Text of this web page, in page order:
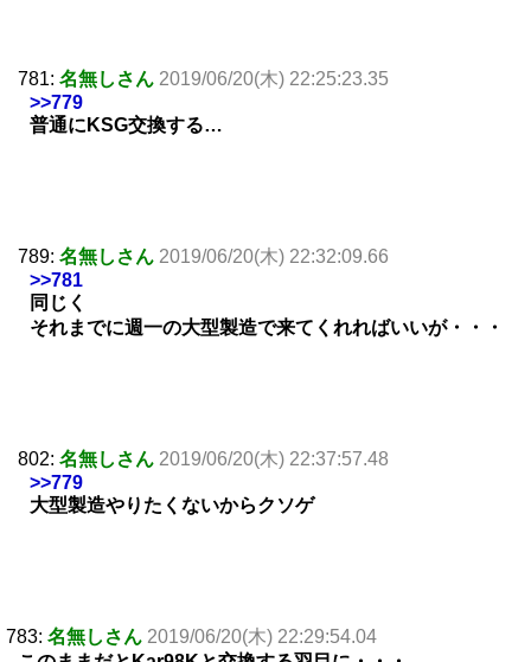
781: 名無しさん 2019/06/20(木) 22:25:23.35
>>779
普通にKSG交換する…
789: 名無しさん 2019/06/20(木) 22:32:09.66
>>781
同じく
それまでに週一の大型製造で来てくれればいいが・・・
802: 名無しさん 2019/06/20(木) 22:37:57.48
>>779
大型製造やりたくないからクソゲ
783: 名無しさん 2019/06/20(木) 22:29:54.04